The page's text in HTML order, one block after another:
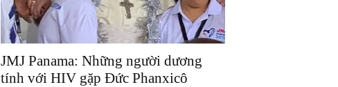
JMJ Panama: Những người dương
tính với HIV gặp Đức Phanxicô